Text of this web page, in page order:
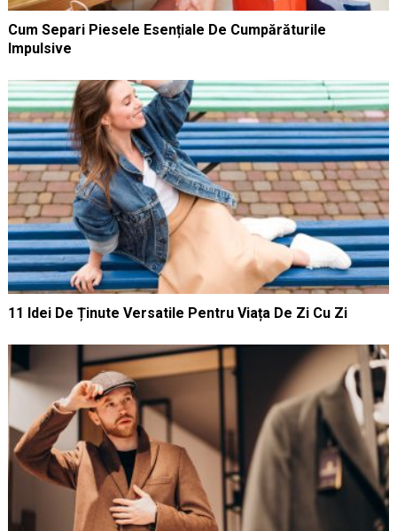
Cum Separi Piesele Esențiale De Cumpărăturile
Impulsive
11 Idei De Ținute Versatile Pentru Viața De Zi Cu Zi